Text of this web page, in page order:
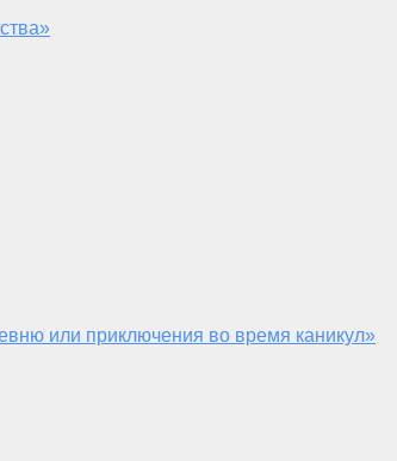
или приключения во время каникул»